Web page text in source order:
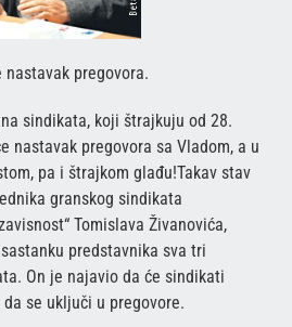
pregovora.
sindikata, koji štrajkuju od 28.
nastavak pregovora sa Vladom, a u
pa i štrajkom glađu!Takav stav
granskog sindikata
Tomislava Živanovića,
predstavnika sva tri
On je najavio da će sindikati
se uključi u pregovore.